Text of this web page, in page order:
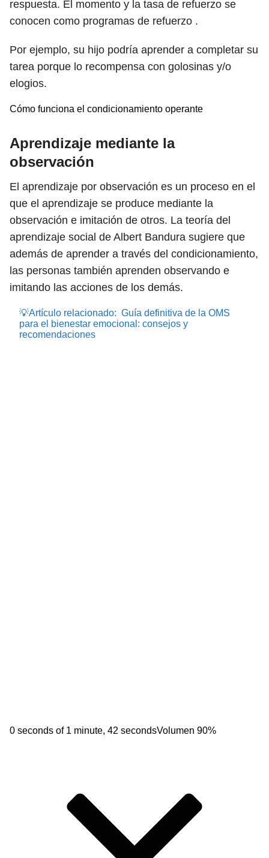
respuesta. El momento y la tasa de refuerzo se
conocen como programas de refuerzo .
Por ejemplo, su hijo podría aprender a completar su
tarea porque lo recompensa con golosinas y/o
elogios.
Cómo funciona el condicionamiento operante
Aprendizaje mediante la
observación
El aprendizaje por observación es un proceso en el
que el aprendizaje se produce mediante la
observación e imitación de otros. La teoría del
aprendizaje social de Albert Bandura sugiere que
además de aprender a través del condicionamiento,
las personas también aprenden observando e
imitando las acciones de los demás.
💡Artículo relacionado: Guía definitiva de la OMS
para el bienestar emocional: consejos y
recomendaciones
0 seconds of 1 minute, 42 secondsVolumen 90%